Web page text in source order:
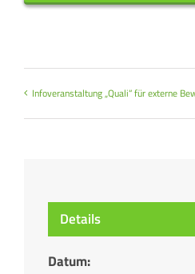
Infoveranstaltung „Quali“ für externe
Details
Datum: